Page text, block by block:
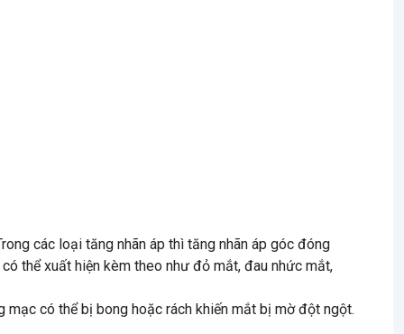
các loại tăng nhãn áp thì tăng nhãn áp góc đóng
thể xuất hiện kèm theo như đỏ mắt, đau nhức mắt,
có thể bị bong hoặc rách khiến mắt bị mờ đột ngột.